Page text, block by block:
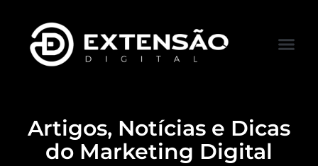
Artigos, Notícias e Dicas
do Marketing Digital